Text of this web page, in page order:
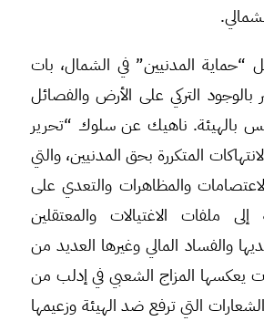
“حماية المدنيين” في الشمال، بات
التركي على الأرض والفصائل
بالهيئة. ناهيك عن سلوك “تحرير
المتكررة بحق المدنيين، والتي
والمظاهرات والتعدي على
إلى ملفات الاغتيالات والمعتقلين
والفساد المالي وغيرها العديد من
بات يعكسها المزاج الشعبي في إدلب من
التي ترفع ضد الهيئة وزعيمها